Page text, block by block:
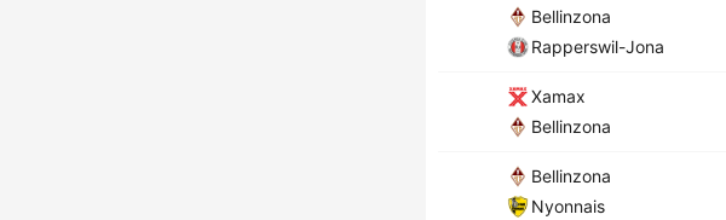
Bellinzona
Rapperswil-Jona
Xamax
Bellinzona
Bellinzona
Nyonnais